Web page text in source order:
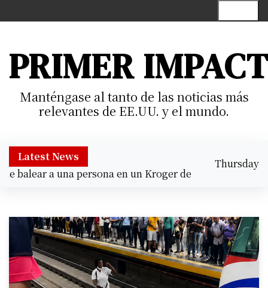
k
PRIMER
Manténgase al tanto de las noticias más
relevantes de EE.UU. y el mundo.
Latest News
a una persona en un Kroger de Cypress |
Prisión
Thursday